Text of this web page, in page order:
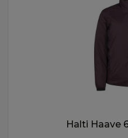
Halti Haave